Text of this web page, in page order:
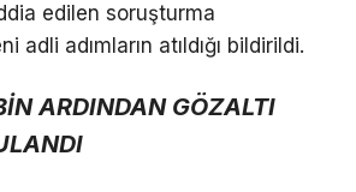
edilen soruşturma
adli adımların atıldığı bildirildi.
ARDINDAN GÖZALTI